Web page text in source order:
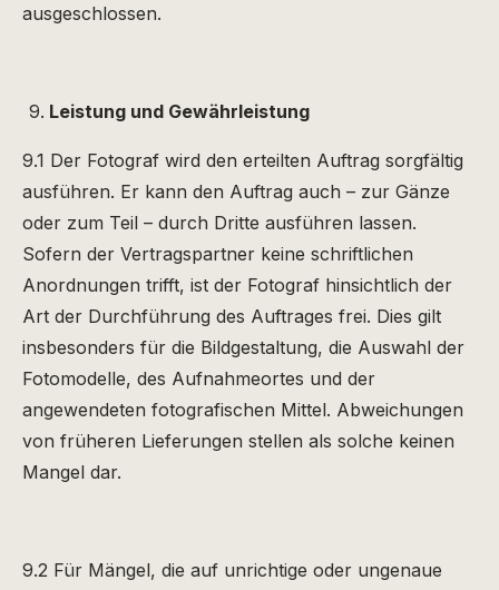
ausgeschlossen.
Leistung und Gewährleistung
9.1 Der Fotograf wird den erteilten Auftrag sorgfältig
ausführen. Er kann den Auftrag auch – zur Gänze
oder zum Teil – durch Dritte ausführen lassen.
Sofern der Vertragspartner keine schriftlichen
Anordnungen trifft, ist der Fotograf hinsichtlich der
Art der Durchführung des Auftrages frei. Dies gilt
insbesonders für die Bildgestaltung, die Auswahl der
Fotomodelle, des Aufnahmeortes und der
angewendeten fotografischen Mittel. Abweichungen
von früheren Lieferungen stellen als solche keinen
Mangel dar.
9.2 Für Mängel, die auf unrichtige oder ungenaue